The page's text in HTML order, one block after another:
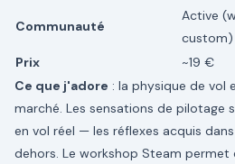
Communauté
Active
custom)
Prix
~19 €
Ce que j'adore : la physique de vol
marché. Les sensations de pilotage
en vol réel — les réflexes acquis
dehors. Le workshop Steam permet